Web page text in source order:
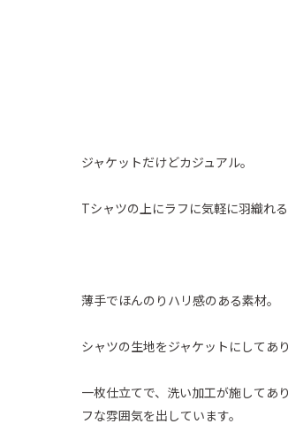
ジャケットだけどカジュアル。
Tシャツの上にラフに気軽に羽織れ
薄手でほんのりハリ感のある素材。
シャツの生地をジャケットにしてあ
一枚仕立てで、洗い加工が施してあ
フな雰囲気を出しています。